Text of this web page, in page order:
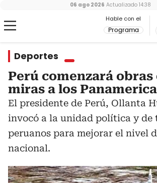
Hable con el
Programa
06 ago 2026 Actualizado 14:38
Deportes
Perú comenzará obras
miras a los
El presidente de Perú, Ollanta
invocó a la unidad política y de
peruanos para mejorar el nivel
nacional.